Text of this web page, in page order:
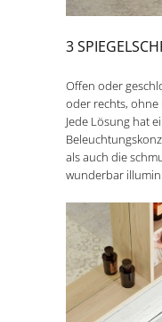
3
Offen oder
oder rechts, ohne
Jede Lösung hat
als auch die
wunderbar